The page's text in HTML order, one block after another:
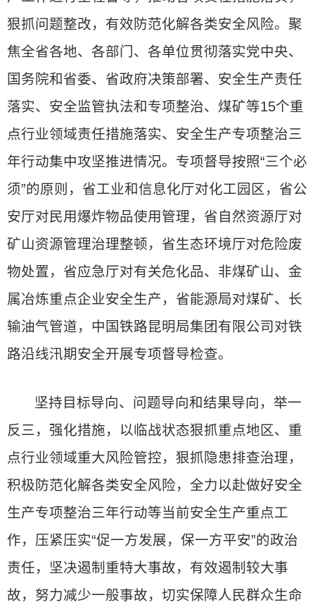
狠抓问题整改，有效防范化解各类安全风险。聚
焦全省各地、各部门、各单位贯彻落实党中央、
国务院和省委、省政府决策部署、安全生产责任
落实、安全监管执法和专项整治、煤矿等15个重
点行业领域责任措施落实、安全生产专项整治三
年行动集中攻坚推进情况。专项督导按照“三个必
须”的原则，省工业和信息化厅对化工园区，省公
安厅对民用爆炸物品使用管理，省自然资源厅对
矿山资源管理治理整顿，省生态环境厅对危险废
物处置，省应急厅对有关危化品、非煤矿山、金
属冶炼重点企业安全生产，省能源局对煤矿、长
输油气管道，中国铁路昆明局集团有限公司对铁
路沿线汛期安全开展专项督导检查。
坚持目标导向、问题导向和结果导向，举一
反三，强化措施，以临战状态狠抓重点地区、重
点行业领域重大风险管控，狠抓隐患排查治理，
积极防范化解各类安全风险，全力以赴做好安全
生产专项整治三年行动等当前安全生产重点工
作，压紧压实“促一方发展，保一方平安”的政治
责任，坚决遏制重特大事故，有效遏制较大事
故，努力减少一般事故，切实保障人民群众生命